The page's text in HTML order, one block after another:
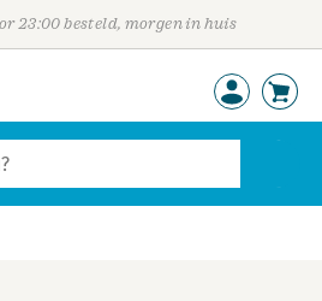
23:00 besteld, morgen in huis